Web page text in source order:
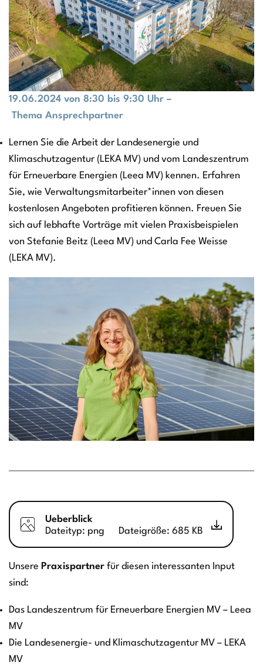
19.06.2024 von 8:30 bis 9:30 Uhr –
Thema Ansprechpartner
Lernen Sie die Arbeit der Landesenergie und
Klimaschutzagentur (LEKA MV) und vom Landeszentrum
für Erneuerbare Energien (Leea MV) kennen. Erfahren
Sie, wie Verwaltungsmitarbeiter*innen von diesen
kostenlosen Angeboten profitieren können. Freuen Sie
sich auf lebhafte Vorträge mit vielen Praxisbeispielen
von Stefanie Beitz (Leea MV) und Carla Fee Weisse
(LEKA MV).
Ueberblick
Dateityp: png
Dateigröße: 685 KB
Unsere Praxispartner für diesen interessanten Input
sind:
Das Landeszentrum für Erneuerbare Energien MV – Leea
MV
Die Landesenergie- und Klimaschutzagentur MV – LEKA
MV